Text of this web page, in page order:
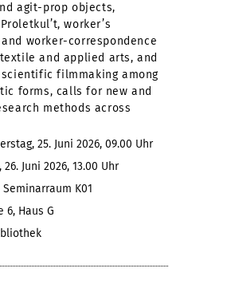
agit-prop objects,
worker’s
worker-correspondence
and applied arts, and
filmmaking among
forms, calls for new and
methods across
25. Juni 2026, 09.00 Uhr
26. Juni 2026, 13.00 Uhr
K01
6, Haus G